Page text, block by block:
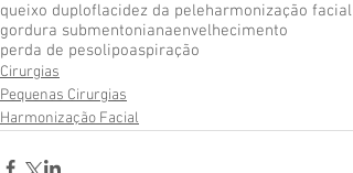
queixo duploflacidez da peleharmonização facial
gordura submentonianaenvelhecimento
perda de pesolipoaspiração
Cirurgias
Pequenas Cirurgias
Harmonização Facial